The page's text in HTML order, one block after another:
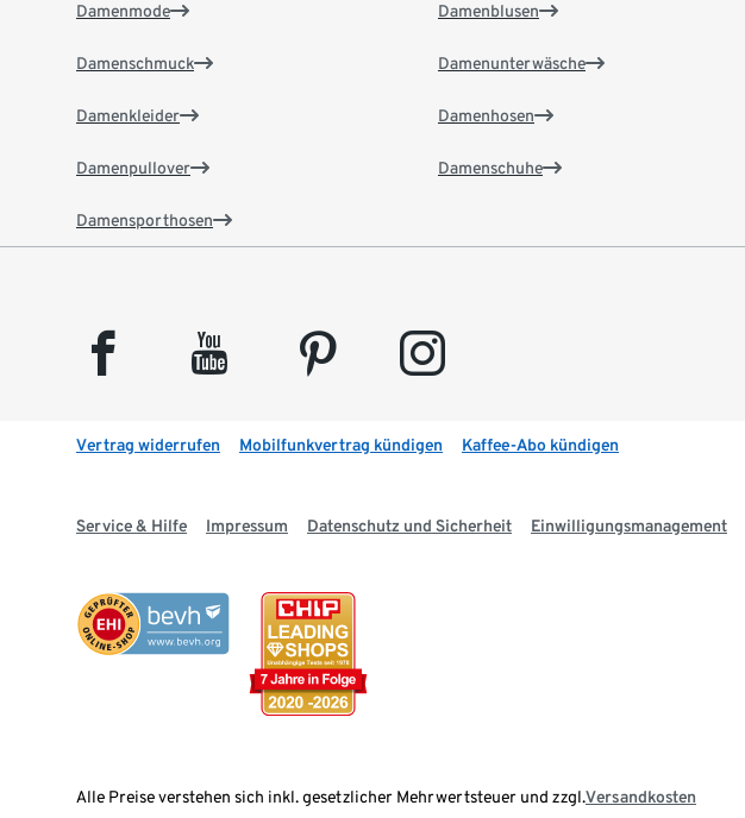
Damenmode
Damenschmuck
Damenkleider
Damenpullover
Damensporthosen
Damenblusen
Damenunterwäsche
Damenhosen
Damenschuhe
facebook youtube pinterest instagram
Vertrag widerrufen Mobilfunkvertrag kündigen Kaffee-Abo kündigen
Service & Hilfe Impressum Datenschutz und Sicherheit Einwilligungsmanagement
Alle Preise verstehen sich inkl. gesetzlicher Mehrwertsteuer und zzgl.Versandkosten